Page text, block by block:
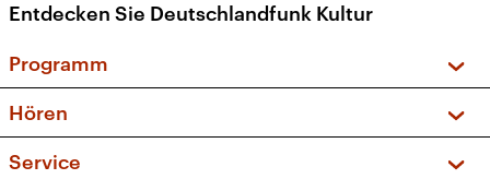
Entdecken Sie Deutschlandfunk Kultur
Programm
Sendungen und Podcasts
Musikliste
Hören
Service